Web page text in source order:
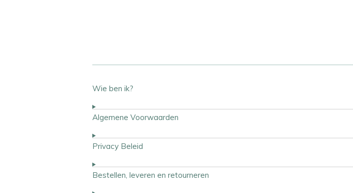
Wie ben ik?
Algemene Voorwaarden
Privacy Beleid
Bestellen, leveren en retourneren